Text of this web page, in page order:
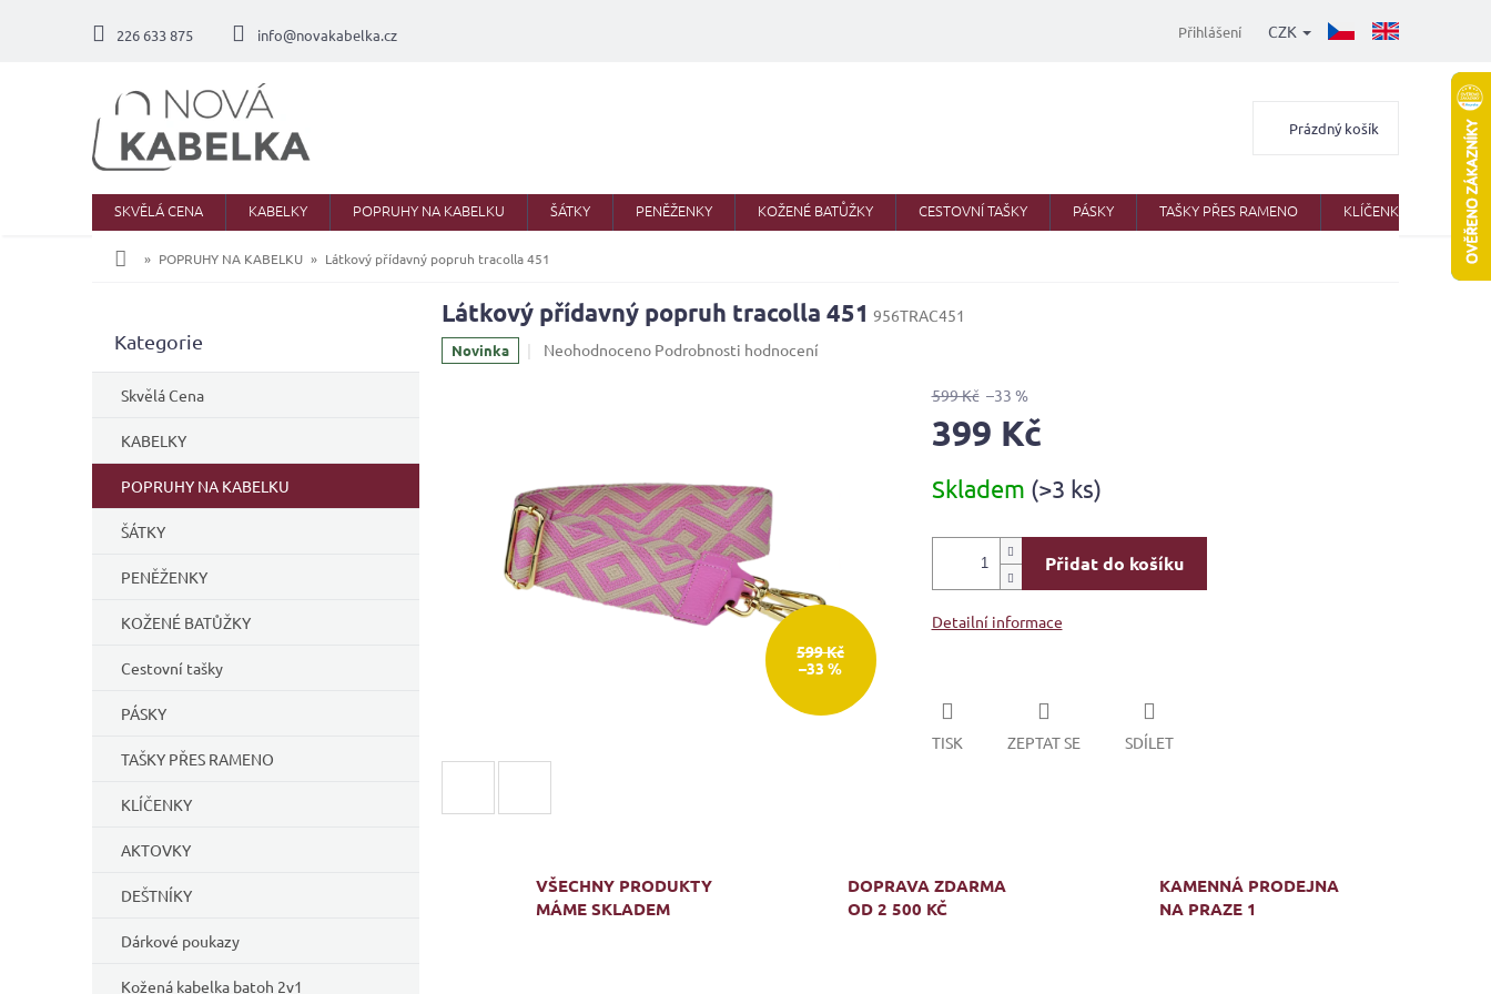
226 633 875 info@novakabelka.cz CZK
Přihlášení
Nákupní
Prázdný košík
SKVĚLÁ CENA KABELKY POPRUHY NA KABELKU ŠÁTKY PENĚŽENKY KOŽENÉ BATŮŽKY CESTOVNÍ TAŠKY PÁSKY TAŠKY PŘES RAMENO KLÍČENKY
DomůPOPRUHY NA KABELKU Látkový přídavný popruh tracolla 451
s
n
í
Přeskočit
Kategorie
Skvělá Cena
KABELKY
POPRUHY NA KABELKU
ŠÁTKY
PENĚŽENKY
KOŽENÉ BATŮŽKY
Cestovní tašky
PÁSKY
TAŠKY PŘES RAMENO
KLÍČENKY
AKTOVKY
DEŠTNÍKY
Dárkové poukazy
Kožená kabelka batoh 2v1
Látkový přídavný popruh tracolla 451 956TRAC451
Novinka
Průměrné
hvězdiček.
Neohodnoceno Podrobnosti hodnocení
599 Kč
–33 %
599 Kč –33 %
399 Kč
cena:
Skladem (>3 ks)
Přidat do košíku
Detailní informace
TISK ZEPTAT SE SDÍLET
VŠECHNY PRODUKTY
MÁME SKLADEM
DOPRAVA ZDARMA
OD 2 500 KČ
KAMENNÁ PRODEJNA
NA PRAZE 1